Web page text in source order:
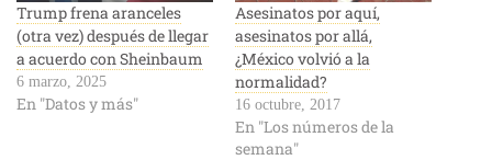
Trump frena aranceles
(otra vez) después de llegar
a acuerdo con Sheinbaum
6 marzo, 2025
En "Datos y más"
Asesinatos por aquí,
asesinatos por allá,
¿México volvió a la
normalidad?
16 octubre, 2017
En "Los números de la
semana"